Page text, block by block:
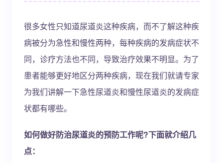
很多女性只知道尿道炎这种疾病，而不了解这种疾
病被分为急性和慢性两种，每种疾病的发病症状不
同，诊疗方法也不同，导致治疗效果不明显。为了
患者能够更好地区分两种疾病，现在我们就请专家
为我们讲解一下急性尿道炎和慢性尿道炎的发病症
状都有哪些。
如何做好防治尿道炎的预防工作呢?下面就介绍几
点：